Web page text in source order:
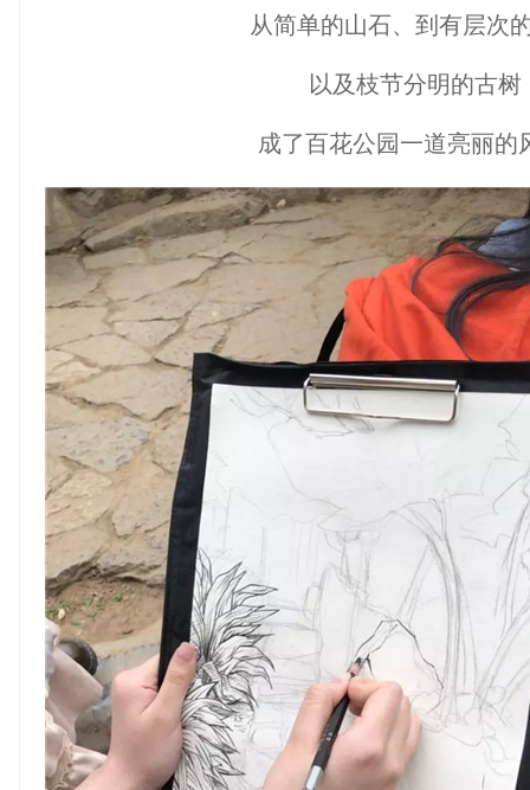
从简单的山石、到有层次
以及枝节分明的古树
成了百花公园一道亮丽的